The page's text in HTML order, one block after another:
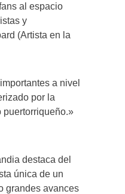
al espacio
y
(Artista en la
a nivel
por la
puertorriqueño.»
destaca del
única de un
grandes avances